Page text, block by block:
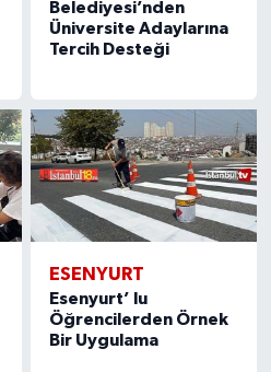
Belediyesi’nden
Üniversite Adaylarına
Tercih Desteği
ESENYURT
Esenyurt’ lu
Öğrencilerden Örnek
Bir Uygulama